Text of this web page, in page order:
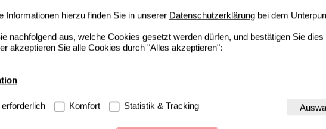
Informationen hierzu finden Sie in unserer Datenschutzerklärung bei dem
nachfolgend aus, welche Cookies gesetzt werden dürfen, und bestätigen Sie
akzeptieren Sie alle Cookies durch "Alles akzeptieren":
Hierbei handelt es sich um Cookies, die für die Grundfunktionen unserer
(z.B. Navigation, Warenkorb, Kundenkonto), weshalb auf diese nicht verzichtet
Komfort Statistik & Tracking
BIO WATTESTÄBCHEN 100% Bio-Baumwolle MASMI
DON DANDREA DEUTSCHLAND
AG
0
UVP
Unser Preis *
DON DANDREA DEUTSCHLAND